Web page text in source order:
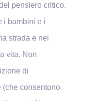
pensiero critico.
i bambini e i
strada e nel
vita. Non
di
(che consentono